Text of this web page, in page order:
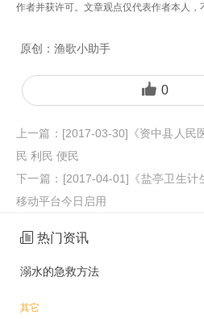
作者并获许可。文章观点仅代表作者本人，
原创： 渔歌小助手
0
上一篇： [2017-03-30]《资中县人
民 利民 便民
下一篇： [2017-04-01]《盐亭卫生
移动平台今日启用
热门资讯
溺水的急救方法
其它